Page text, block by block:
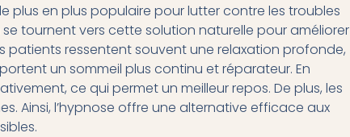
plus en plus populaire pour lutter contre les troubles
tournent vers cette solution naturelle pour améliorer
patients ressentent souvent une relaxation profonde,
un sommeil plus continu et réparateur. En
ce qui permet un meilleur repos. De plus, les
Ainsi, l’hypnose offre une alternative efficace aux